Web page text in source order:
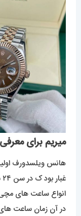
میریم برای
هانس ویلسدورف
انواع ساعت های
در آن زمان ساعت